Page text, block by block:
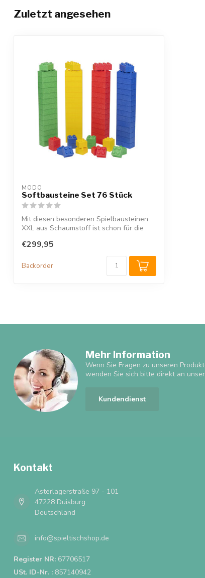
Zuletzt angesehen
MODO
Softbausteine Set 76 Stück
Mit diesen besonderen Spielbausteinen
XXL aus Schaumstoff ist schon für die
€299,95
Backorder
Mehr Information
Wenn Sie Fragen zu unseren
wenden Sie sich bitte direkt an
Kundendienst
Kontakt
Asterlagerstraße 97 - 101
47228 Duisburg
Deutschland
info@spieltischshop.de
Register NR: 67706517
USt. ID-Nr. : 857140942